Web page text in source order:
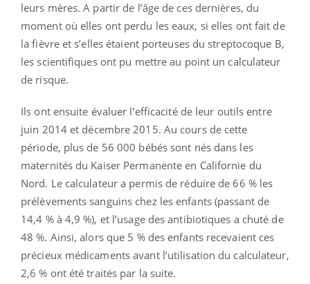
leurs mères. A partir de l’âge de ces dernières, du
moment où elles ont perdu les eaux, si elles ont fait de
la fièvre et s’elles étaient porteuses du streptocoque B,
les scientifiques ont pu mettre au point un calculateur
de risque.
Ils ont ensuite évaluer l’efficacité de leur outils entre
juin 2014 et décembre 2015. Au cours de cette
période, plus de 56 000 bébés sont nés dans les
maternités du Kaiser Permanente en Californie du
Nord. Le calculateur a permis de réduire de 66 % les
prélèvements sanguins chez les enfants (passant de
14,4 % à 4,9 %), et l’usage des antibiotiques a chuté de
48 %. Ainsi, alors que 5 % des enfants recevaient ces
précieux médicaments avant l’utilisation du calculateur,
2,6 % ont été traités par la suite.